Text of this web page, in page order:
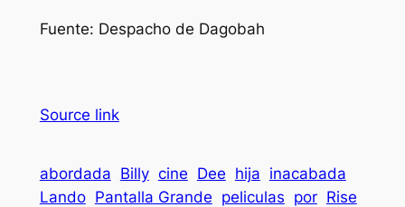
Fuente: Despacho de Dagobah
Source link
abordada Billy cine Dee hija inacabada
Lando Pantalla Grande peliculas por Rise